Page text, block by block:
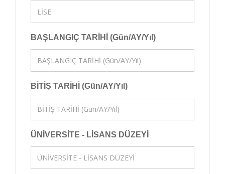
BAŞLANGIÇ TARİHİ (Gün/AY/Yıl)
BİTİŞ TARİHİ (Gün/AY/Yıl)
ÜNİVERSİTE - LİSANS DÜZEYİ